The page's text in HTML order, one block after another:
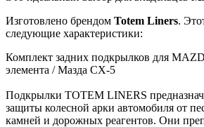
Изготовлено брендом Totem Liners.
следующие характеристики:
Комплект задних подкрылков для
элемента / Мазда СХ-5
Подкрылки TOTEM LINERS
защиты колесной арки автомобиля от
камней и дорожных реагентов. Они